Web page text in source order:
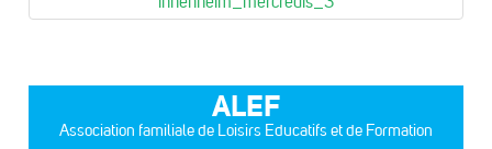
ALEF
Association familiale de Loisirs Educatifs et de Formation